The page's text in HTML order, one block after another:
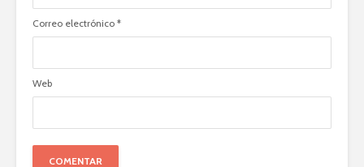
Correo electrónico *
Web